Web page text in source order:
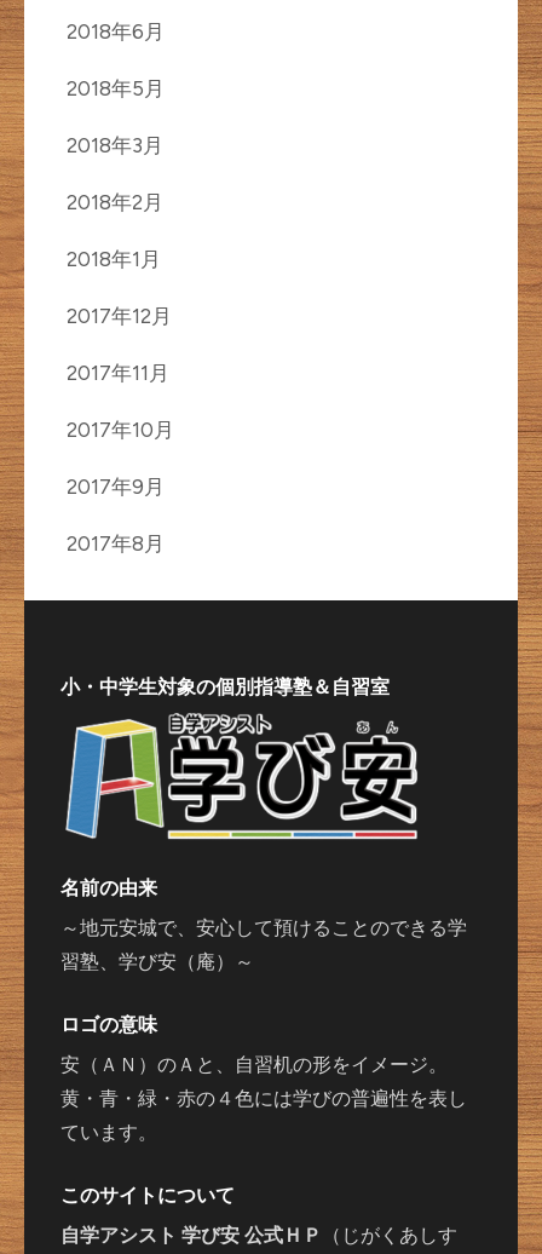
2018年6月
2018年5月
2018年3月
2018年2月
2018年1月
2017年12月
2017年11月
2017年10月
2017年9月
2017年8月
小・中学生対象の個別指導塾＆自習室
名前の由来
～地元安城で、安心して預けることのできる学
習塾、学び安（庵）～
ロゴの意味
安（ＡＮ）のＡと、自習机の形をイメージ。
黄・青・緑・赤の４色には学びの普遍性を表し
ています。
このサイトについて
自学アシスト 学び安 公式ＨＰ
（じがくあしす